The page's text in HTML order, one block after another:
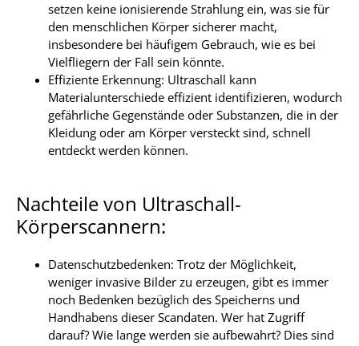
setzen keine ionisierende Strahlung ein, was sie für
den menschlichen Körper sicherer macht,
insbesondere bei häufigem Gebrauch, wie es bei
Vielfliegern der Fall sein könnte.
Effiziente Erkennung: Ultraschall kann
Materialunterschiede effizient identifizieren, wodurch
gefährliche Gegenstände oder Substanzen, die in der
Kleidung oder am Körper versteckt sind, schnell
entdeckt werden können.
Nachteile von Ultraschall-
Körperscannern:
Datenschutzbedenken: Trotz der Möglichkeit,
weniger invasive Bilder zu erzeugen, gibt es immer
noch Bedenken bezüglich des Speicherns und
Handhabens dieser Scandaten. Wer hat Zugriff
darauf? Wie lange werden sie aufbewahrt? Dies sind